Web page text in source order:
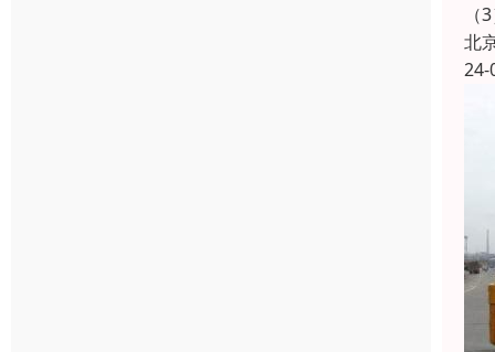
北
24-